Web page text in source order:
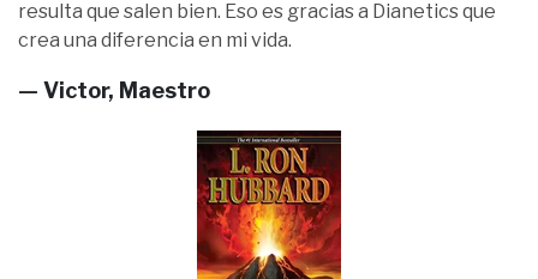
resulta que salen bien. Eso es gracias a Dianetics que
crea una diferencia en mi vida.
— Victor, Maestro